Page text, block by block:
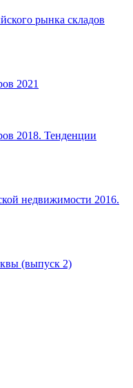
рынка складов
2021
2018. Тенденции
недвижимости 2016.
(выпуск 2)